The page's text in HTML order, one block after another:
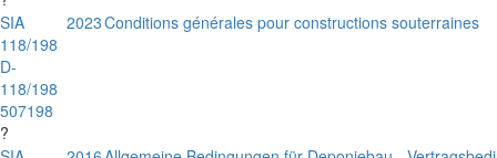
SIA
118/198
D-
118/198
507198
?
2023Conditions générales pour constructions souterraines